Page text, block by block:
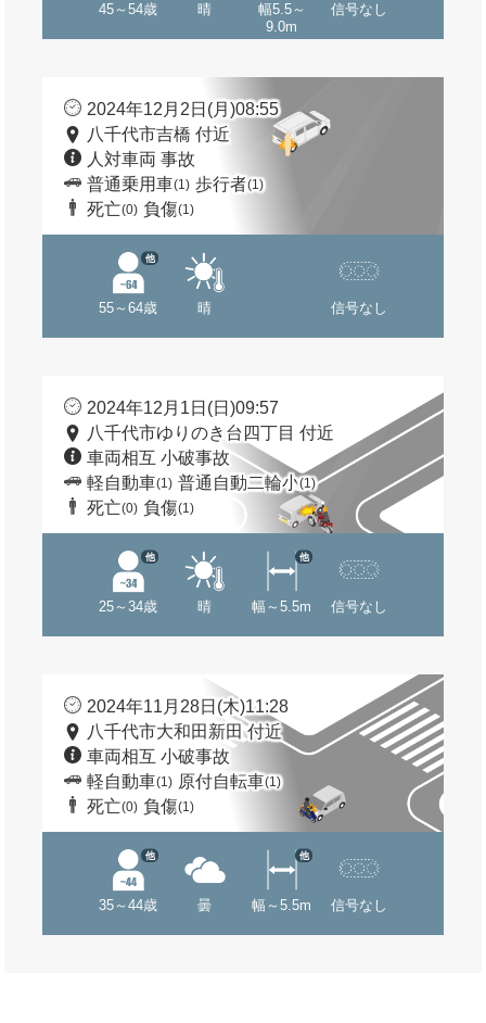
45～54歳 晴
幅5.5～
9.0m
信号なし
2024年12月2日(月)08:55
八千代市吉橋 付近
人対車両 事故
普通乗用車(1) 歩行者(1)
死亡(0) 負傷(1)
55～64歳
他
晴 信号なし
2024年12月1日(日)09:57
八千代市ゆりのき台四丁目 付近
車両相互 小破事故
軽自動車(1) 普通自動二輪小(1)
死亡(0) 負傷(1)
25～34歳
他
晴 幅～5.5m
他
信号なし
2024年11月28日(木)11:28
八千代市大和田新田 付近
車両相互 小破事故
軽自動車(1) 原付自転車(1)
死亡(0) 負傷(1)
35～44歳
他
曇 幅～5.5m
他
信号なし